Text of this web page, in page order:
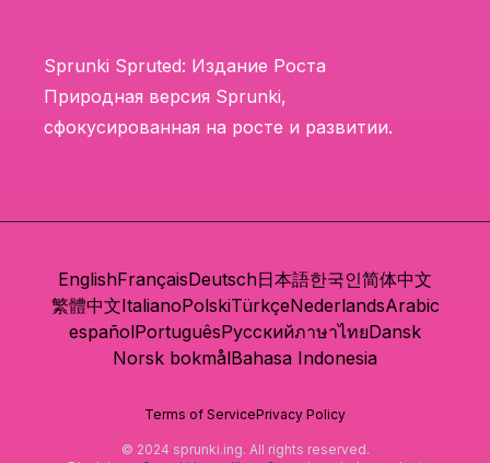
Sprunki Spruted: Издание Роста
Природная версия Sprunki,
сфокусированная на росте и развитии.
EnglishFrançaisDeutsch日本語한국인简体中文
繁體中文ItalianoPolskiTürkçeNederlandsArabic
españolPortuguêsРусскийภาษาไทยDansk
Norsk bokmålBahasa Indonesia
Terms of ServicePrivacy Policy
© 2024 sprunki.ing. All rights reserved.